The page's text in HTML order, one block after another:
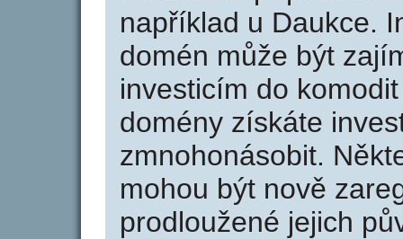
například u Daukce.
domén může být
investicím do
domény získáte
zmnohonásobit.
mohou být nově
prodloužené jejich